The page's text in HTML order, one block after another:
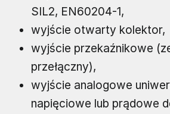
SIL2, EN60204-1,
wyjście otwarty kolektor,
wyjście przekaźnikowe
przełączny),
wyjście analogowe
napięciowe lub prądowe